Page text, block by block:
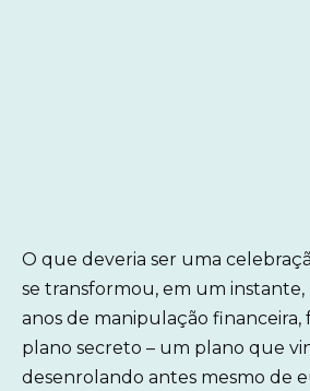
O que deveria ser uma
se transformou, em um
anos de manipulação financeira,
plano secreto – um plano que
desenrolando antes mesmo de